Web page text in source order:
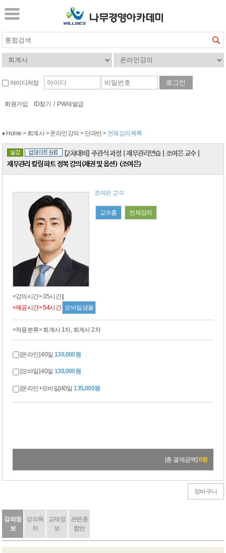
아이디저장
회원가입 ID찾기 / PW재발급
♦ Home > 회계사 > 온라인강의 > 단과반 > 전체강의목록
[2차대비] 주관식 과정 재무관리연습 조여은 교수
재무관리 킬링 파트 정복 강의(채권 및 옵션) (조여은)
조여은 교수
교수홈 전체강의
<강의시간> 35시간
<제공시간> 54시간 모바일샘플
<적용분류> 회계사 1차, 회계사 2차
[온라인] 40일130,000원
[모바일] 40일130,000원
[온라인+모바일]40일135,000원
[총 결제금액] 0원
장바구니
강의정
보
강의목
차
교재정
보
관련종
합반